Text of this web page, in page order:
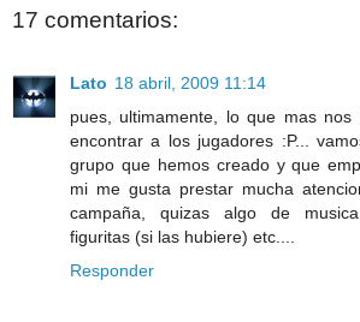
17 comentarios:
Lato 18 abril, 2009 11:14
pues, ultimamente, lo que mas
encontrar a los jugadores :P...
grupo que hemos creado y que
mi me gusta prestar mucha
campaña, quizas algo de
figuritas (si las hubiere) etc....
Responder